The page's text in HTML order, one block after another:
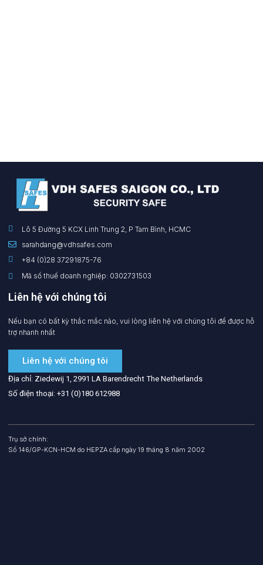
Lô 5 Đường 5 KCX Linh Trung 2, P Tam Bình, HCMC
sarahdang@vdhsafes.com
+84 (0)28 37291875-76
Mã số thuế doanh nghiệp: 0302731503
Liên hệ với chúng tôi
Nếu bạn có bất kỳ thắc mắc nào, vui lòng liên hệ với chúng tôi để được hỗ
trợ nhanh nhất
Liên hệ với chúng tôi
Trụ sở chính:
Địa chỉ: Ziedewij 1, 2991 LA Barendrecht The Netherlands
Số điện thoại: +31 (0)180 612988
Số 146/GP-KCN-HCM do HEPZA cấp ngày 19 tháng 8 năm 2002